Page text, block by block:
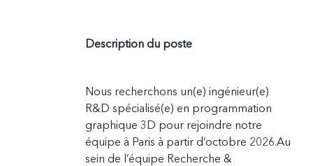
Description du poste
Nous recherchons un(e) ingénieur(e)
R&D spécialisé(e) en programmation
graphique 3D pour rejoindre notre
équipe à Paris à partir d’octobre 2026.Au
sein de l’équipe Recherche &